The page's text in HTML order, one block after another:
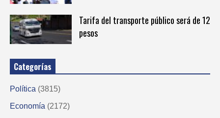
Tarifa del transporte público será de 12
pesos
Categorías
Política (3815)
Economía (2172)